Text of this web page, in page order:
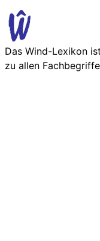
Das Wind-Lexikon
zu allen